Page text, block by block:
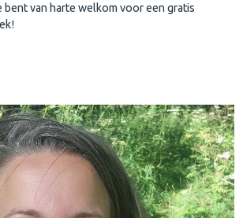
bent van harte welkom voor een gratis